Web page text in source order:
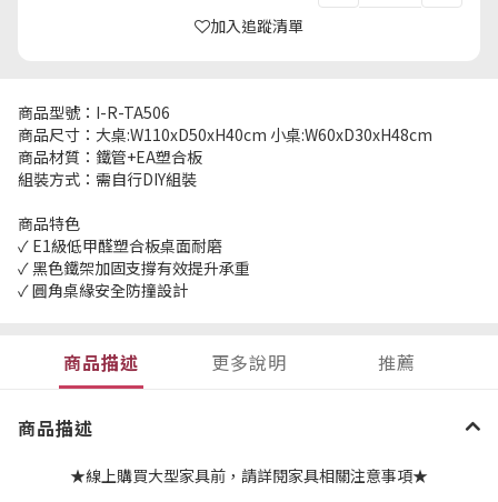
加入追蹤清單
商品型號：I-R-TA506
商品尺寸：大桌:W110xD50xH40cm 小桌:W60xD30xH48cm
商品材質：鐵管+EA塑合板
組裝方式：需自行DIY組裝
商品特色
✓ E1級低甲醛塑合板桌面耐磨
✓ 黑色鐵架加固支撐有效提升承重
✓ 圓角桌緣安全防撞設計
商品描述 更多說明 推薦
商品描述
★線上購買大型家具前，請詳閱家具相關注意事項★